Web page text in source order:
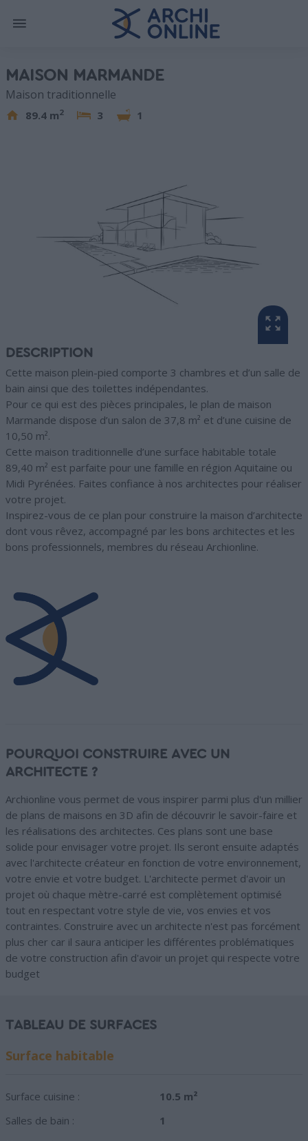
MAISON MARMANDE
Maison traditionnelle
89.4 m2 3 1
DESCRIPTION
Cette maison plein-pied comporte 3 chambres et d’un salle de
bain ainsi que des toilettes indépendantes.
Pour ce qui est des pièces principales, le plan de maison
Marmande dispose d’un salon de 37,8 m² et d’une cuisine de
10,50 m².
Cette maison traditionnelle d’une surface habitable totale
89,40 m² est parfaite pour une famille en région Aquitaine ou
Midi Pyrénées. Faites confiance à nos architectes pour réaliser
votre projet.
Inspirez-vous de ce plan pour construire la maison d’architecte
dont vous rêvez, accompagné par les bons architectes et les
bons professionnels, membres du réseau Archionline.
POURQUOI CONSTRUIRE AVEC UN
ARCHITECTE ?
Archionline vous permet de vous inspirer parmi plus d'un millier
de plans de maisons en 3D afin de découvrir le savoir-faire et
les réalisations des architectes. Ces plans sont une base
solide pour envisager votre projet. Ils seront ensuite adaptés
avec l'architecte créateur en fonction de votre environnement,
votre envie et votre budget. L'architecte permet d'avoir un
projet où chaque mètre-carré est complètement optimisé
tout en respectant votre style de vie, vos envies et vos
contraintes. Construire avec un architecte n'est pas forcément
plus cher car il saura anticiper les différentes problématiques
de votre construction afin d'avoir un projet qui respecte votre
budget
TABLEAU DE SURFACES
Surface habitable
Surface cuisine :
10.5 m²
Salles de bain :
1